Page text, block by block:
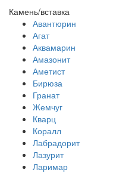
Камень/вставка
Авантюрин
Агат
Аквамарин
Амазонит
Аметист
Бирюза
Гранат
Жемчуг
Кварц
Коралл
Лабрадорит
Лазурит
Ларимар